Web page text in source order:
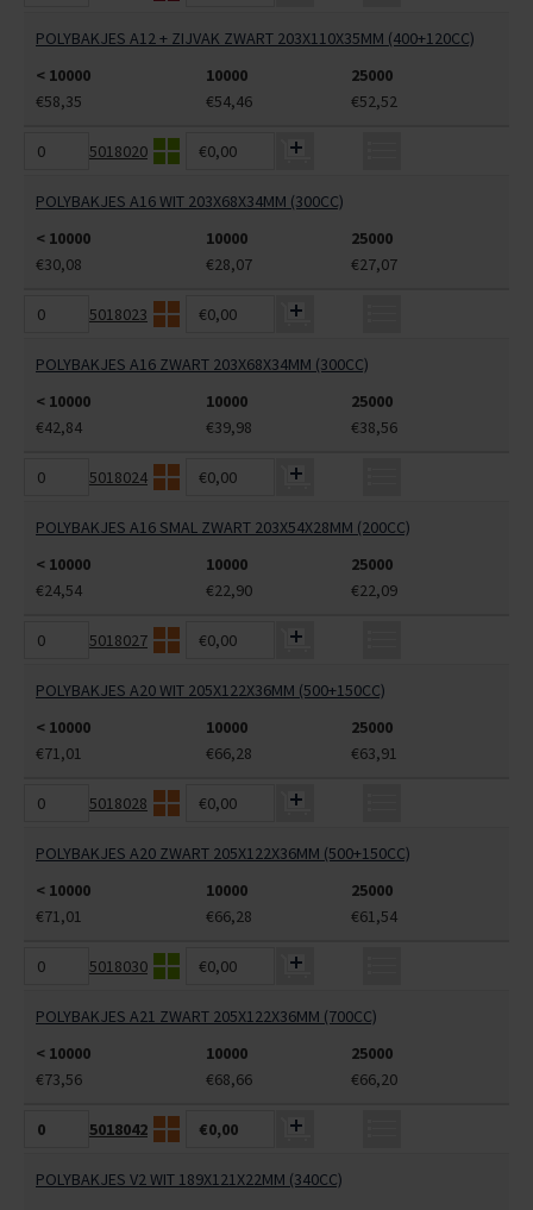
POLYBAKJES A12 + ZIJVAK ZWART 203X110X35MM (400+120CC)
< 10000
10000
25000
€58,35
€54,46 €52,52
5018020 €0,00
POLYBAKJES A16 WIT 203X68X34MM (300CC)
< 10000
10000
25000
€30,08
€28,07 €27,07
5018023 €0,00
POLYBAKJES A16 ZWART 203X68X34MM (300CC)
< 10000
10000
25000
€42,84
€39,98 €38,56
5018024 €0,00
POLYBAKJES A16 SMAL ZWART 203X54X28MM (200CC)
< 10000
10000
25000
€24,54
€22,90 €22,09
5018027 €0,00
POLYBAKJES A20 WIT 205X122X36MM (500+150CC)
< 10000
10000
25000
€71,01
€66,28 €63,91
5018028 €0,00
POLYBAKJES A20 ZWART 205X122X36MM (500+150CC)
< 10000
10000
25000
€71,01
€66,28 €61,54
5018030 €0,00
POLYBAKJES A21 ZWART 205X122X36MM (700CC)
< 10000
10000
25000
€73,56
€68,66 €66,20
5018042 €0,00
POLYBAKJES V2 WIT 189X121X22MM (340CC)